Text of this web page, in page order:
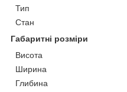
Тип
Стан
Габаритні розміри
Висота
Ширина
Глибина